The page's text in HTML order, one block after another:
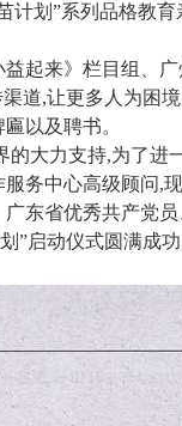
计划”系列品格教
起来》栏目组、
道,让更多人为困
以及聘书。
的大力支持,为了
务中心高级顾问,
东省优秀共产党
”启动仪式圆满成功